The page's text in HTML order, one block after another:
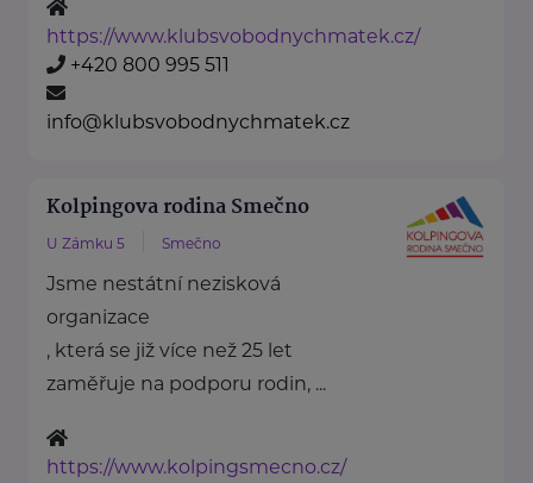
https://www.klubsvobodnychmatek.cz/
+420 800 995 511
info@klubsvobodnychmatek.cz
Kolpingova rodina Smečno
U Zámku 5 Smečno
Jsme nestátní nezisková
organizace
, která se již více než 25 let
zaměřuje na podporu rodin, ...
https://www.kolpingsmecno.cz/